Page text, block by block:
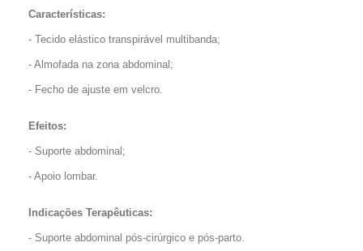
Características:
- Tecido elástico transpirável multibanda;
- Almofada na zona abdominal;
- Fecho de ajuste em velcro.
Efeitos:
- Suporte abdominal;
- Apoio lombar.
Indicações Terapêuticas:
- Suporte abdominal pós-cirúrgico e pós-parto.